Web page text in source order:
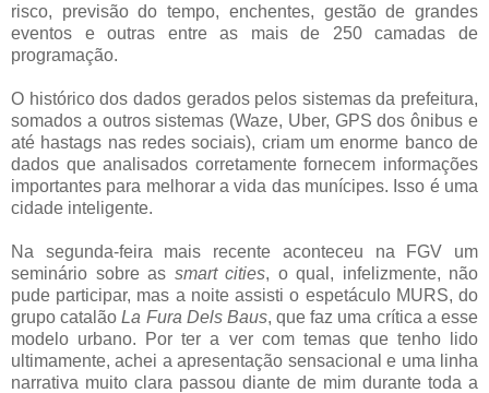
risco, previsão do tempo, enchentes, gestão de grandes
eventos e outras entre as mais de 250 camadas de
programação.
O histórico dos dados gerados pelos sistemas da prefeitura,
somados a outros sistemas (Waze, Uber, GPS dos ônibus e
até hastags nas redes sociais), criam um enorme banco de
dados que analisados corretamente fornecem informações
importantes para melhorar a vida das munícipes. Isso é uma
cidade inteligente.
Na segunda-feira mais recente aconteceu na FGV um
seminário sobre as smart cities, o qual, infelizmente, não
pude participar, mas a noite assisti o espetáculo MURS, do
grupo catalãoLa Fura Dels Baus, que faz uma crítica a esse
modelo urbano. Por ter a ver com temas que tenho lido
ultimamente, achei a apresentação sensacional e uma linha
narrativa muito clara passou diante de mim durante toda a